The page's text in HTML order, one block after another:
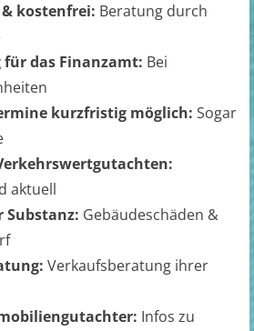
kostenfrei: Beratung durch
das Finanzamt: Bei
kurzfristig möglich: Sogar
aktuell
Substanz: Gebäudeschäden &
Verkaufsberatung ihrer
Infos zu